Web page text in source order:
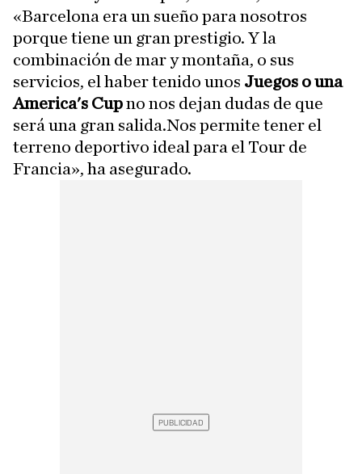
«Barcelona era un sueño para nosotros
porque tiene un gran prestigio. Y la
combinación de mar y montaña, o sus
servicios, el haber tenido unos Juegos o una
America's Cupno nos dejan dudas de que
será una gran salida.Nos permite tener el
terreno deportivo ideal para el Tour de
Francia», ha asegurado.